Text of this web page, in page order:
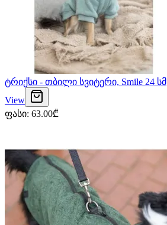
ტრიქსი - თბილი სვიტერი, Smile 24 სმ
View
ფასი: 63.00₾